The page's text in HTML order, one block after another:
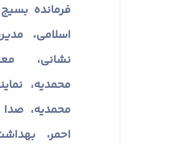
فرمانده
اسلامی،
نشانی،
محمدیه،
محمدیه،
احمر،